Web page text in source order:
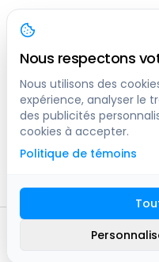
Toronto
150 Ferrand Dr, 6th Floor,
Vancouver
1200 W 73rd Ave #1415,
Calgary
444 5 Ave SW #400 Calgary,
2016 -2026
Nous respectons
Nous utilisons des
expérience, analyser le
des publicités
cookies à accepter.
Politique de témoins